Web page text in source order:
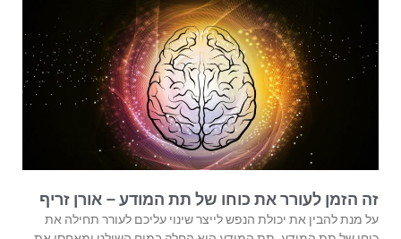
זה הזמן לעורר את כוחו של תת המודע – אורן זריף
על מנת להבין את יכולת הנפש לייצר שינוי עליכם לעורר תחילה את